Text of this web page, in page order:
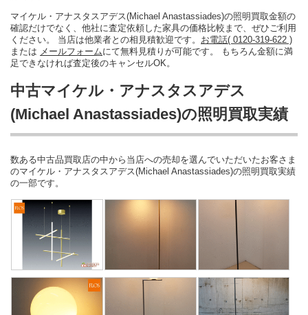
マイケル・アナスタスアデス(Michael Anastassiades)の照明買取金額の
確認だけでなく、他社に査定依頼した家具の価格比較まで、ぜひご利用
ください。 当店は他業者との相見積歓迎です。 お電話( 0120-319-622 )
または メールフォームにて無料見積りが可能です。 もちろん金額に満
足できなければ査定後のキャンセルOK。
中古マイケル・アナスタスアデス
(Michael Anastassiades)の照明買取実績
数ある中古品買取店の中から当店への売却を選んでいただいたお客さま
のマイケル・アナスタスアデス(Michael Anastassiades)の照明買取実績
の一部です。